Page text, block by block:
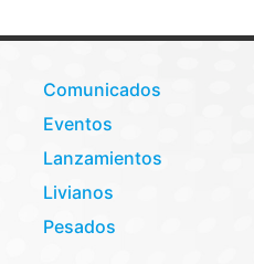
Comunicados
Eventos
Lanzamientos
Livianos
Pesados